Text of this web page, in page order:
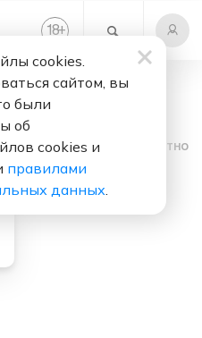
18+
Слушать бесплатно
Full Speed
cookies.
сайтом, вы
были
об
cookies и
правилами
данных.